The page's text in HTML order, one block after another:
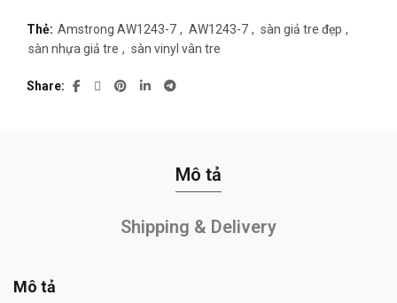
Thẻ: Amstrong AW1243-7 , AW1243-7 , sàn giả tre đẹp ,
sàn nhựa giả tre , sàn vinyl vân tre
Share
Mô tả
Shipping & Delivery
Mô tả